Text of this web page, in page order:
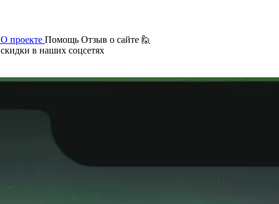
О проекте Помощь Отзыв о сайте 🙋
в наших соцсетях